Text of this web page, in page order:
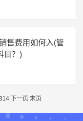
售费用如何入(管
目？)
下一页 末页